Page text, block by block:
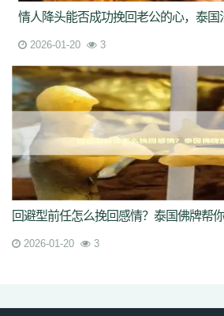
情人降头能否成功挽回老公的心，泰国
2026-01-20 3
回避型前任怎么挽回感情？泰国佛牌帮你
2026-01-20 3